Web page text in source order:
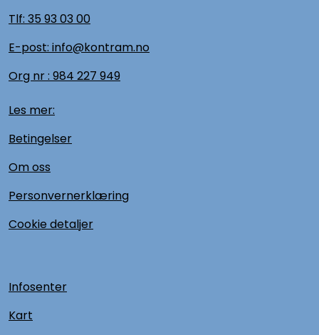
Tlf: 35 93 03 00
E-post: info@kontram.no
Org nr : 984 227 949
Les mer:
Betingelser
Om oss
Personvernerklæring
Cookie detaljer
Infosenter
Kart